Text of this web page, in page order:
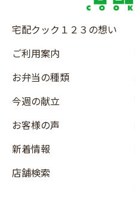
宅配クック１２３の想い
ご利用案内
お弁当の種類
今週の献立
お客様の声
新着情報
店舗検索